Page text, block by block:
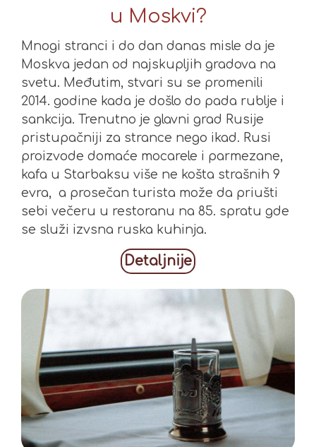
u Moskvi?
Mnogi stranci i do dan danas misle da je
Moskva jedan od najskupljih gradova na
svetu. Međutim, stvari su se promenili
2014. godine kada je došlo do pada rublje i
sankcija. Trenutno je glavni grad Rusije
pristupačniji za strance nego ikad. Rusi
proizvode domaće mocarele i parmezane,
kafa u Starbaksu više ne košta strašnih 9
evra, a prosečan turista može da priušti
sebi večeru u restoranu na 85. spratu gde
se služi izvsna ruska kuhinja.
Detaljnije